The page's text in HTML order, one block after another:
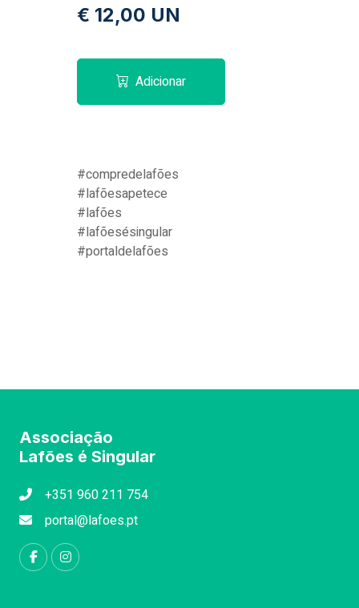
€ 12,00 UN
Adicionar
#compredelafões
#lafõesapetece
#lafões
#lafõesésingular
#portaldelafões
Associação
Lafões é Singular
+351 960 211 754
portal@lafoes.pt